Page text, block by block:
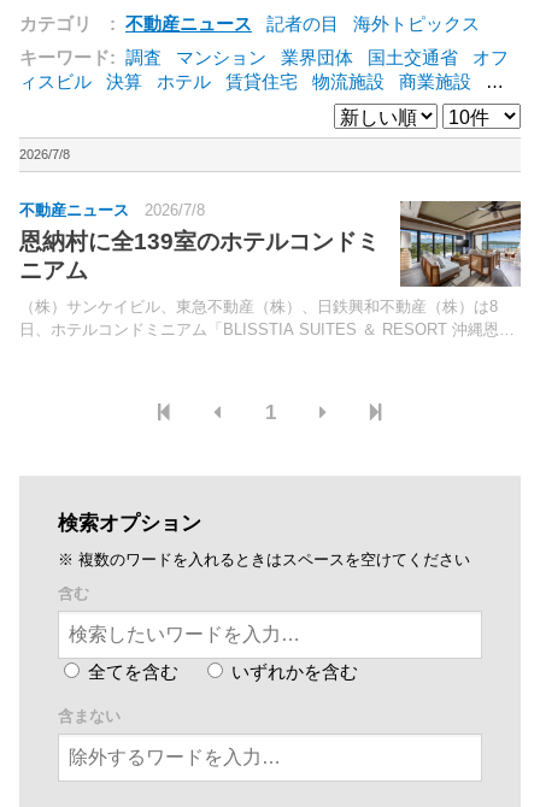
カテゴリ : 不動産ニュース 記者の目
海外トピックス
キーワード: 調査 マンション 業界団体 国土交通省
オフ
ィスビル
決算 ホテル 賃貸住宅 物流施設 商業施設
海
東急不動産 賃料
ア
野村不動産 ZEH [+]
2026/7/8
不動産ニュース 2026/7/8
恩納村に全139室のホテルコンドミ
ニアム
（株）サンケイビル、東急不動産（株）、日鉄興和不動産（株）は8
日、ホテルコンドミニアム「BLISSTIA SUITES ＆ RESORT 沖縄恩納
1
検索オプション
※ 複数のワードを入れるときはスペースを空けてください
含む
全てを含む いずれかを含む
含まない